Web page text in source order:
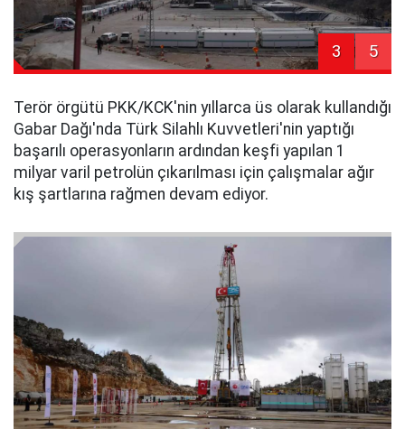
3 5
Terör örgütü PKK/KCK'nin yıllarca üs olarak kullandığı
Gabar Dağı'nda Türk Silahlı Kuvvetleri'nin yaptığı
başarılı operasyonların ardından keşfi yapılan 1
milyar varil petrolün çıkarılması için çalışmalar ağır
kış şartlarına rağmen devam ediyor.